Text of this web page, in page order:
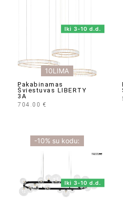
10LIMA
Iki 3-10 d.d.
Pakabinamas
Šviestuvas LIBERTY
3A
704.00 €
-10% su kodu:
Iki 3-10 d.d.